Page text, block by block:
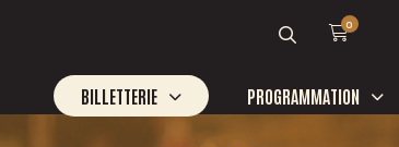
0
BILLETTERIE PROGRAMMATION